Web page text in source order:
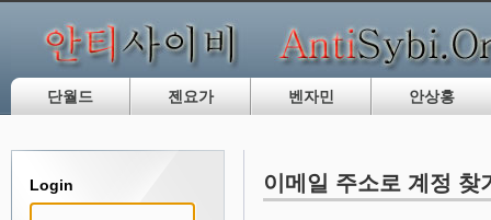
단월드 젠요가 벤자민 안상홍
Login 이메일 주소로 계정 찾